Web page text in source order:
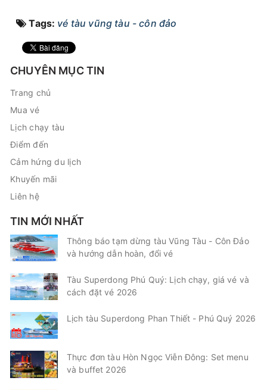
Tags: vé tàu vũng tàu - côn đảo
CHUYÊN MỤC TIN
Trang chủ
Mua vé
Lịch chạy tàu
Điểm đến
Cảm hứng du lịch
Khuyến mãi
Liên hệ
TIN MỚI NHẤT
Thông báo tạm dừng tàu Vũng Tàu - Côn Đảo
và hướng dẫn hoàn, đổi vé
Tàu Superdong Phú Quý: Lịch chạy, giá vé và
cách đặt vé 2026
Lịch tàu Superdong Phan Thiết - Phú Quý 2026
Thực đơn tàu Hòn Ngọc Viễn Đông: Set menu
và buffet 2026